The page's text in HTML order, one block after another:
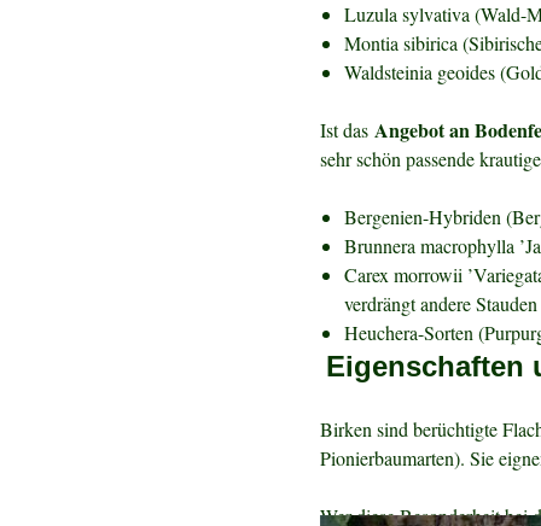
Luzula sylvativa (Wald-
Montia sibirica
Waldsteinia geoides
Ist das Angebot an
sehr schön passende
Bergenien-Hybriden
Brunnera macrophylla
Carex morrowii
verdrängt andere Stauden
Heuchera-Sorten
Eigenschaften
Birken sind berüchtigte
Pionierbaumarten). Sie
Wer diese Besonderheit bei